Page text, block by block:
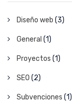
Diseño web (3)
General (1)
Proyectos (1)
SEO (2)
Subvenciones (1)